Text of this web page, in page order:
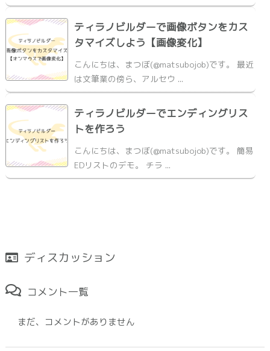
ティラノビルダーで画像ボタンをカス
タマイズしよう【画像変化】
こんにちは、まつぼ(@matsubojob)です。 最近
は文筆業の傍ら、アルセウ ...
ティラノビルダーでエンディングリス
トを作ろう
こんにちは、まつぼ(@matsubojob)です。 簡易
EDリストのデモ。 チラ ...
ディスカッション
コメント一覧
まだ、コメントがありません